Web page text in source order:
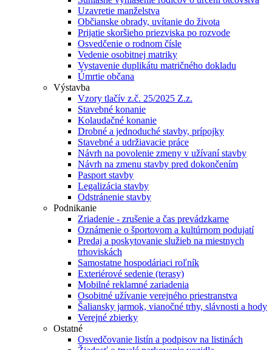
Uzavretie manželstva
Občianske obrady, uvítanie do života
Prijatie skoršieho priezviska po rozvode
Osvedčenie o rodnom čísle
Vedenie osobitnej matriky
Vystavenie duplikátu matričného dokladu
Úmrtie občana
Výstavba
Vzory tlačív z.č. 25/2025 Z.z.
Stavebné konanie
Kolaudačné konanie
Drobné a jednoduché stavby, prípojky
Stavebné a udržiavacie práce
Návrh na povolenie zmeny v užívaní stavby
Návrh na zmenu stavby pred dokončením
Pasport stavby
Legalizácia stavby
Odstránenie stavby
Podnikanie
Zriadenie - zrušenie a čas prevádzkarne
Oznámenie o športovom a kultúrnom podujatí
Predaj a poskytovanie služieb na miestnych
trhoviskách
Samostatne hospodáriaci roľník
Exteriérové sedenie (terasy)
Mobilné reklamné zariadenia
Osobitné užívanie verejného priestranstva
Šaliansky jarmok, vianočné trhy, slávnosti a hody
Verejné zbierky
Ostatné
Osvedčovanie listín a podpisov na listinách